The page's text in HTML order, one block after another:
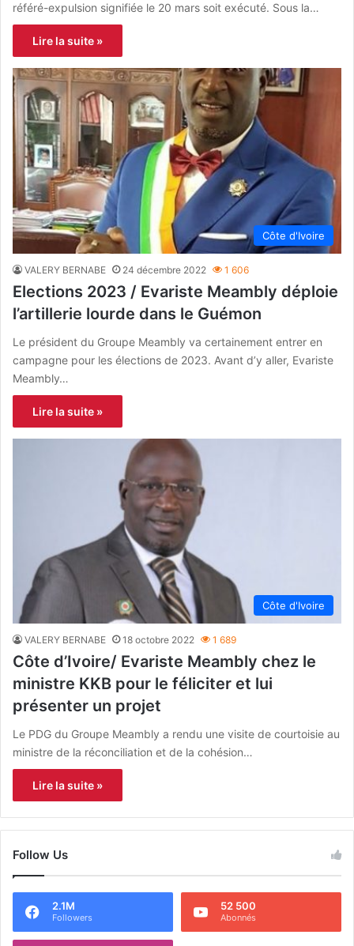
référé-expulsion signifiée le 20 mars soit exécuté. Sous la…
Lire la suite »
Côte d'Ivoire
VALERY BERNABE 24 décembre 2022 1 606
Elections 2023 / Evariste Meambly déploie
l’artillerie lourde dans le Guémon
Le président du Groupe Meambly va certainement entrer en
campagne pour les élections de 2023. Avant d’y aller, Evariste
Meambly…
Lire la suite »
Côte d'Ivoire
VALERY BERNABE 18 octobre 2022 1 689
Côte d’Ivoire/ Evariste Meambly chez le
ministre KKB pour le féliciter et lui
présenter un projet
Le PDG du Groupe Meambly a rendu une visite de courtoisie au
ministre de la réconciliation et de la cohésion…
Lire la suite »
Follow Us
2.1M
Followers
52 500
Abonnés